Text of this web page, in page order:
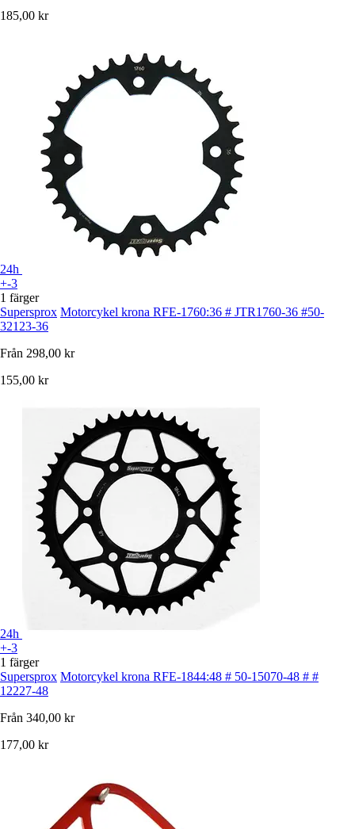
185,00 kr
24h
+-3
1 färger
Supersprox Motorcykel krona RFE-1760:36 # JTR1760-36 #50-
32123-36
Från 298,00 kr
155,00 kr
24h
+-3
1 färger
Supersprox Motorcykel krona RFE-1844:48 # 50-15070-48 # #
12227-48
Från 340,00 kr
177,00 kr